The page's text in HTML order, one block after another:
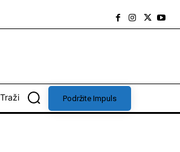
Traži Podržite Impuls